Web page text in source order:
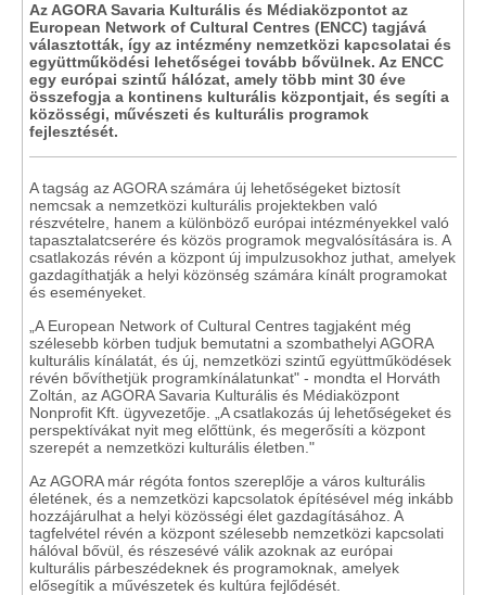
Az AGORA Savaria Kulturális és Médiaközpontot az
European Network of Cultural Centres (ENCC) tagjává
választották, így az intézmény nemzetközi kapcsolatai és
együttműködési lehetőségei tovább bővülnek. Az ENCC
egy európai szintű hálózat, amely több mint 30 éve
összefogja a kontinens kulturális központjait, és segíti a
közösségi, művészeti és kulturális programok
fejlesztését.
A tagság az AGORA számára új lehetőségeket biztosít
nemcsak a nemzetközi kulturális projektekben való
részvételre, hanem a különböző európai intézményekkel való
tapasztalatcserére és közös programok megvalósítására is. A
csatlakozás révén a központ új impulzusokhoz juthat, amelyek
gazdagíthatják a helyi közönség számára kínált programokat
és eseményeket.
„A European Network of Cultural Centres tagjaként még
szélesebb körben tudjuk bemutatni a szombathelyi AGORA
kulturális kínálatát, és új, nemzetközi szintű együttműködések
révén bővíthetjük programkínálatunkat" - mondta el Horváth
Zoltán, az AGORA Savaria Kulturális és Médiaközpont
Nonprofit Kft. ügyvezetője. „A csatlakozás új lehetőségeket és
perspektívákat nyit meg előttünk, és megerősíti a központ
szerepét a nemzetközi kulturális életben."
Az AGORA már régóta fontos szereplője a város kulturális
életének, és a nemzetközi kapcsolatok építésével még inkább
hozzájárulhat a helyi közösségi élet gazdagításához. A
tagfelvétel révén a központ szélesebb nemzetközi kapcsolati
hálóval bővül, és részesévé válik azoknak az európai
kulturális párbeszédeknek és programoknak, amelyek
elősegítik a művészetek és kultúra fejlődését.